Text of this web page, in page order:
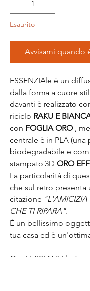
Esaurito
Avvisami quando
ESSENZIAle è un
dalla forma a cuore
davanti è realizzato
riciclo RAKU E
con FOGLIA ORO ,
centrale è in PLA (una
biodegradabile e
stampato 3D ORO
La particolarità di
che sul retro presenta
citazione "L'AMICIZIA
CHE TI RIPARA".
È un bellissimo
tua casa ed è
Ogni ESSENZIAle è un